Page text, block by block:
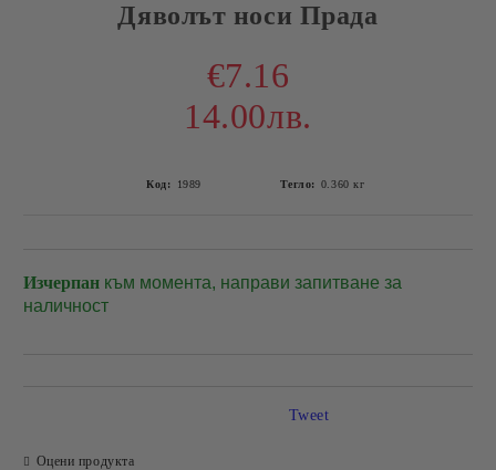
Дяволът носи Прада
€7.16
14.00лв.
Код: 1989 Тегло: 0.360 кг
Изчерпан към момента, направи запитване за
наличност
Оцени продукта
Tweet